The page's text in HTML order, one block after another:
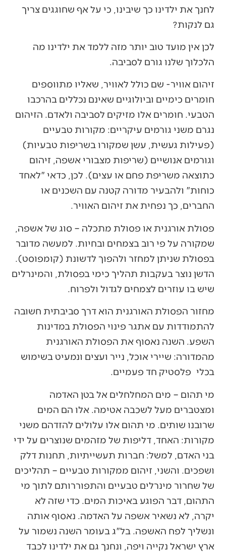
לחנך את ילדינו כך שיבינו, כי על אף שחוגגים צריך
גם לנקות?
לכן אין מועד טוב יותר מזה ללמד את ילדינו מה
הלכלוך שלנו גורם לסביבה.
זיהום אוויר- שם כולל לאוויר, שאליו מתווספים
חומרים כימיים וביולוגיים שאינם נכללים בהרכבו
הטבעי. חומרים אלו מזיקים לסביבה ולאדם. הזיהום
נגרם משני גורמים עיקריים: מקורות טבעיים
(פעילות געשית, עשן שמקורו בשריפות טבעיות)
וגורמים אנושיים (שריפות מצבורי אשפה, זיהום
כתוצאה משריפת פחם או עצים). לכן, כדאי "לאחד
כוחות" ולהבעיר מדורה קטנה עם השכנים או
החברים, כך נפחית את זיהום האוויר.
פסולת אורגנית או פסולת מתכלה – סוג של אשפה,
שמקורה על פי רוב בצמחים ובחיות. למעשה מדובר
בפסולת שניתן למחזר ולהפוך לדשונת (קומפוסט).
הדשן נוצר בעקבות תהליך כימי בפסולת, והמינרלים
שיש בו עוזרים לצמחים לגדול ולפרוח.
מחזור הפסולת האורגנית הוא דרך סביבתית חשובה
להתמודדות עם אתגר פינוי הפסולת במדינות
השפע. השנה נאסוף את הפסולת האורגנית
מהמדורה: שיירי אוכל, נייר ועצים ונמעיט בשימוש
בכלי פלסטיק חד פעמיים.
מי תהום – מים המחלחלים אל בטן האדמה
ומצטברים מעל לשכבה אטימה. אלו הם המים
שרובנו שותים. מי תהום אלו עלולים להזדהם משני
מקורות: האחד, דליפות של מזהמים שנוצרים על ידי
בני האדם, למשל: חברות תעשייתיות, תחנות דלק
ושפכים. והשני, זיהום ממקורות טבעיים – תהליכים
של שחרור מינרלים טבעיים והתפוררותם לתוך מי
התהום, דבר הפוגע באיכות המים. כדי שזה לא
יקרה, לא נשאיר אשפה על האדמה. נאסוף אותה
ונשליך לפח האשפה. בל"ג בעומר השנה נשמור על
ארץ ישראל נקייה ויפה, ונחנך גם את ילדינו לכבד